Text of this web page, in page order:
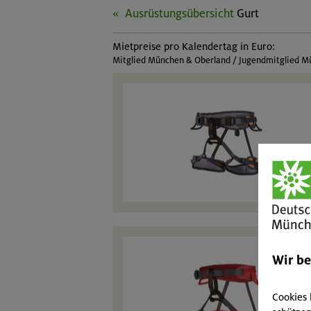
Ausrüstungsübersicht Gurt
Mietpreise pro Kalendertag in Euro:
Mitglied München & Oberland / Jugendmitglied
Wir